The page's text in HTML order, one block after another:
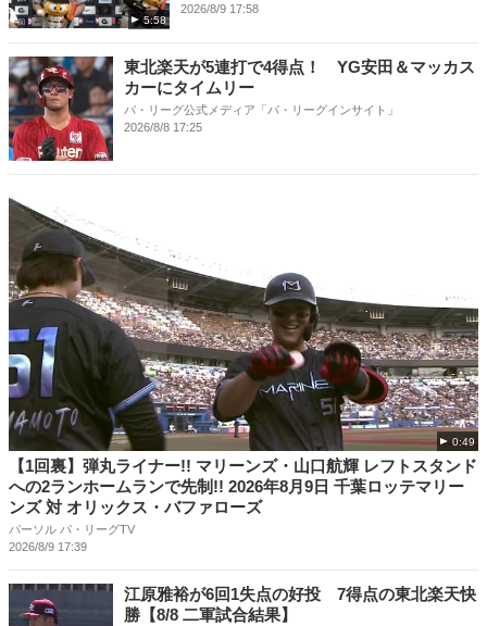
5:58
2026/8/9 17:58
東北楽天が5連打で4得点！ YG安田＆マッカス
カーにタイムリー
パ・リーグ公式メディア「パ・リーグインサイト」
2026/8/8 17:25
0:49
【1回裏】弾丸ライナー!! マリーンズ・山口航輝 レフトスタンド
への2ランホームランで先制!! 2026年8月9日 千葉ロッテマリー
ンズ 対 オリックス・バファローズ
パーソル パ・リーグTV
2026/8/9 17:39
江原雅裕が6回1失点の好投 7得点の東北楽天快
勝【8/8 二軍試合結果】